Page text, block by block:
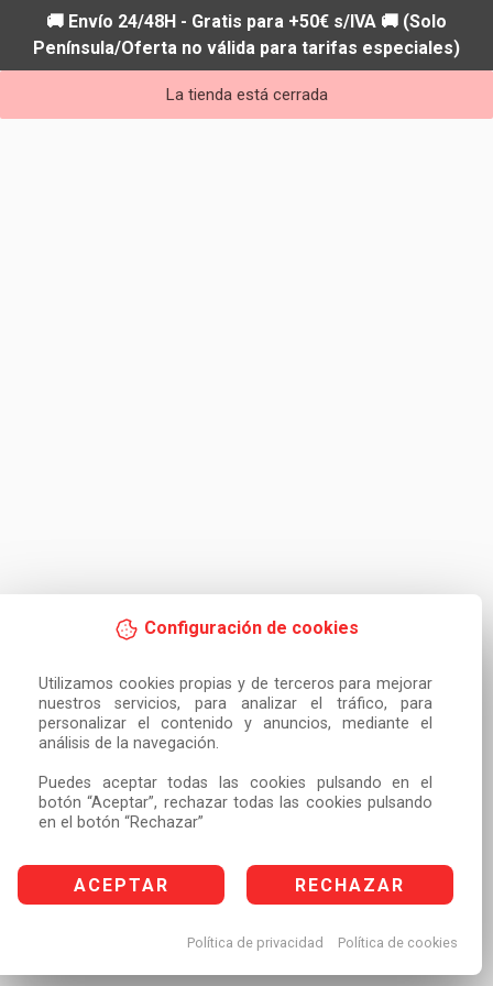
Configuración de cookies
Utilizamos cookies propias y de terceros para mejorar
nuestros servicios, para analizar el tráfico, para
personalizar el contenido y anuncios, mediante el
análisis de la navegación.
Puedes aceptar todas las cookies pulsando en el
botón “Aceptar”, rechazar todas las cookies pulsando
en el botón “Rechazar”
ACEPTAR RECHAZAR
Política de privacidad Política de cookies
🚚 Envío 24/48H - Gratis para +50€ s/IVA 🚚 (Solo
Península/Oferta no válida para tarifas especiales)
La tienda está cerrada